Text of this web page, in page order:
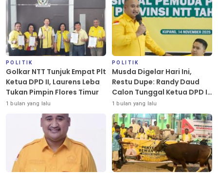
POLITIK
Golkar NTT Tunjuk Empat Plt
Ketua DPD II, Laurens Leba
Tukan Pimpin Flores Timur
1 bulan yang lalu
POLITIK
Musda Digelar Hari Ini,
Restu Dupe: Randy Daud
Calon Tunggal Ketua DPD II
Golkar Kota Kupang
1 bulan yang lalu